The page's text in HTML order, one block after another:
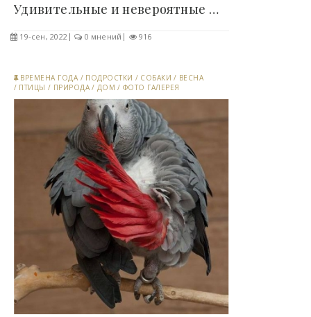
Удивительные и невероятные факты о мумиях -..
19-сен, 2022 0 мнений 916
ВРЕМЕНА ГОДА / ПОДРОСТКИ / СОБАКИ / ВЕСНА
/ ПТИЦЫ / ПРИРОДА / ДОМ / ФОТО ГАЛЕРЕЯ